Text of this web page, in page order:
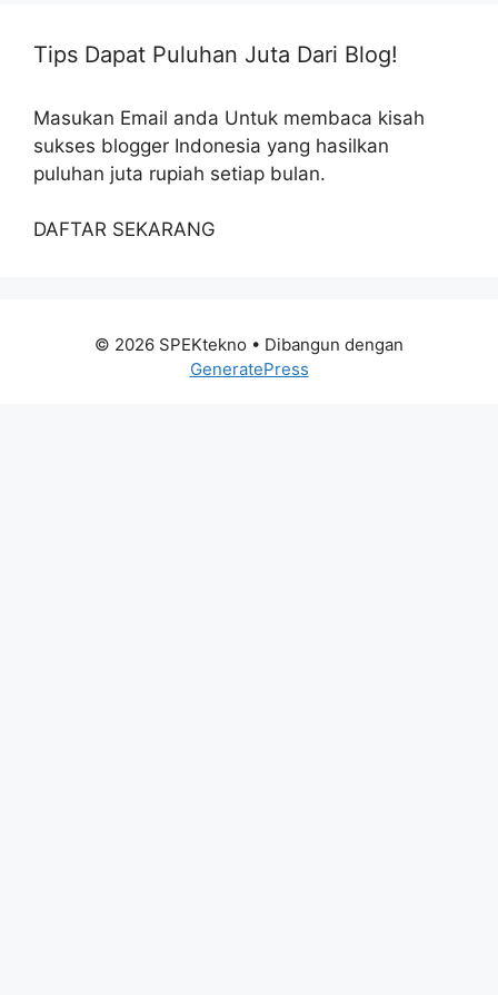
Tips Dapat Puluhan Juta Dari Blog!
Masukan Email anda Untuk membaca kisah
sukses blogger Indonesia yang hasilkan
puluhan juta rupiah setiap bulan.
DAFTAR SEKARANG
© 2026 SPEKtekno • Dibangun dengan
GeneratePress